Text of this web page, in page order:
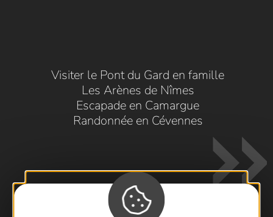
Visiter le Pont du Gard en famille
Les Arènes de Nîmes
Escapade en Camargue
Randonnée en Cévennes